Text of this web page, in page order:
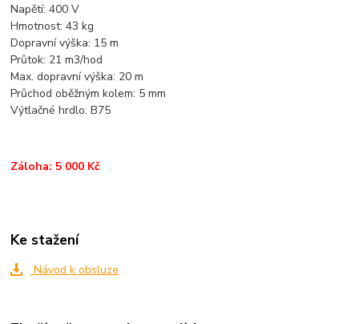
Napětí: 400 V
Hmotnost: 43 kg
Dopravní výška: 15 m
Průtok: 21 m3/hod
Max. dopravní výška: 20 m
Průchod oběžným kolem: 5 mm
Výtlačné hrdlo: B75
Záloha: 5 000 Kč
Ke stažení
Návod k obsluze